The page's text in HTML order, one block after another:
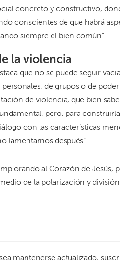
concreto y constructivo,
conscientes de que habrá
siempre el bien común".
la violencia
que no se puede seguir
de grupos o de poder:
de violencia, que bien
pero, para
con las características
lamentarnos después".
al Corazón de Jesús,
de la polarización y
mantenerse actualizado,